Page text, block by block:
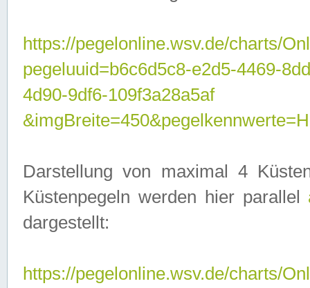
https://pegelonline.wsv.de/charts/
pegeluuid=b6c6d5c8-e2d5-4469-
4d90-9df6-109f3a28a5af
Darstellung von maximal 4
Küstenpegeln werden hier parallel
dargestellt:
https://pegelonline.wsv.de/charts/